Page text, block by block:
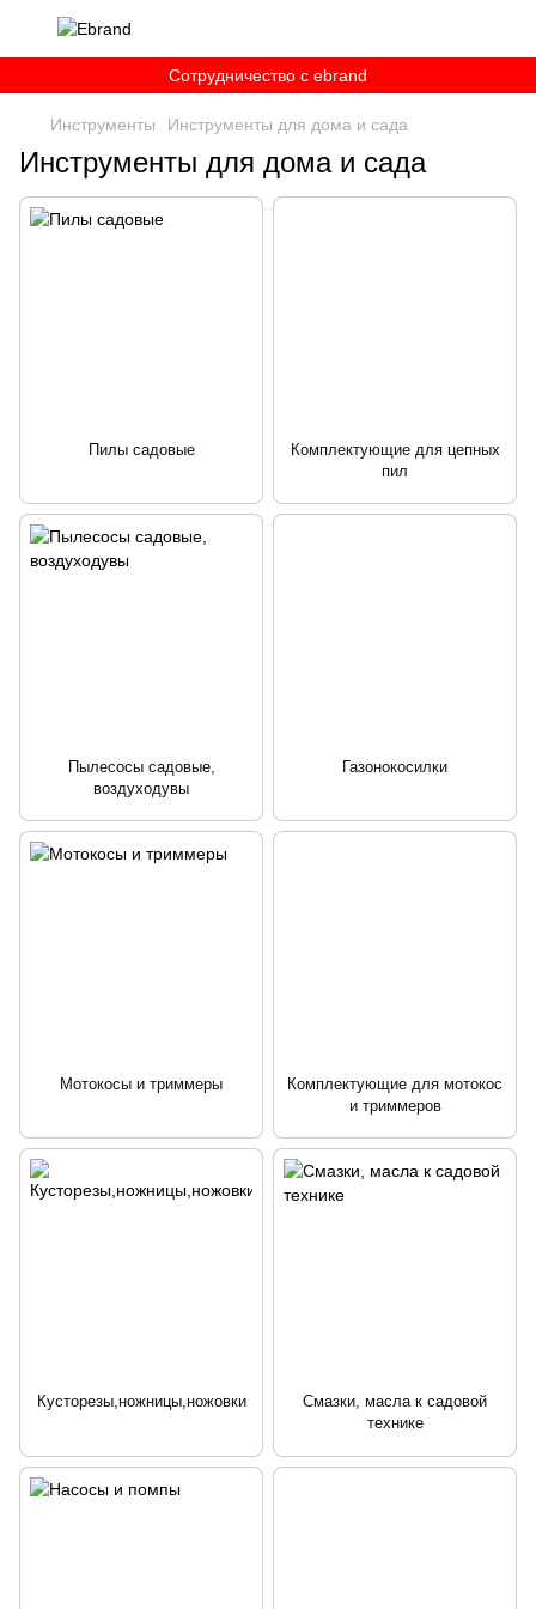
Сотрудничество c ebrand
Инструменты Инструменты для дома и сада
Инструменты для дома и сада
Пилы садовые
Комплектующие для цепных
пил
Пылесосы садовые,
воздуходувы
Газонокосилки
Мотокосы и триммеры
Комплектующие для мотокос
и триммеров
Кусторезы,ножницы,ножовки
Смазки, масла к садовой
технике